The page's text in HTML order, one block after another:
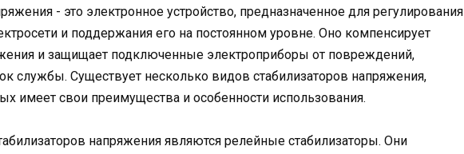
- это электронное устройство, предназначенное для регулирования
и поддержания его на постоянном уровне. Оно компенсирует
и защищает подключенные электроприборы от повреждений,
службы. Существует несколько видов стабилизаторов напряжения,
имеет свои преимущества и особенности использования.
напряжения являются релейные стабилизаторы. Они